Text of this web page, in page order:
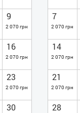
9
2 070 грн
16
2 070 грн
23
2 070 грн
30
7
2 070 грн
14
2 070 грн
21
2 070 грн
28